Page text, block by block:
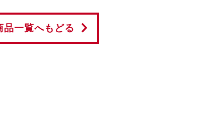
品一覧へもどる